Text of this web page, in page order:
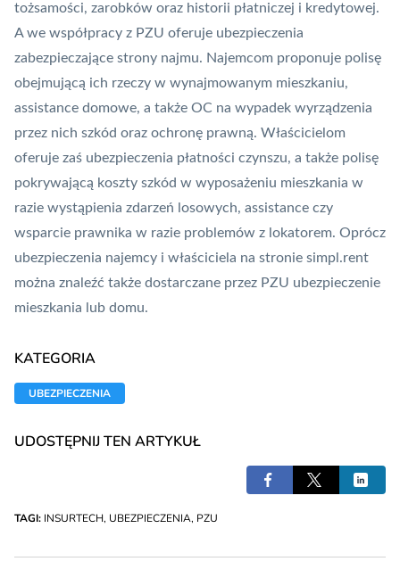
tożsamości, zarobków oraz historii płatniczej i kredytowej.
A we współpracy z PZU oferuje ubezpieczenia
zabezpieczające strony najmu. Najemcom proponuje polisę
obejmującą ich rzeczy w wynajmowanym mieszkaniu,
assistance domowe, a także OC na wypadek wyrządzenia
przez nich szkód oraz ochronę prawną. Właścicielom
oferuje zaś ubezpieczenia płatności czynszu, a także polisę
pokrywającą koszty szkód w wyposażeniu mieszkania w
razie wystąpienia zdarzeń losowych, assistance czy
wsparcie prawnika w razie problemów z lokatorem. Oprócz
ubezpieczenia najemcy i właściciela na stronie simpl.rent
można znaleźć także dostarczane przez PZU ubezpieczenie
mieszkania lub domu.
KATEGORIA
UBEZPIECZENIA
UDOSTĘPNIJ TEN ARTYKUŁ
TAGI: INSURTECH, UBEZPIECZENIA, PZU